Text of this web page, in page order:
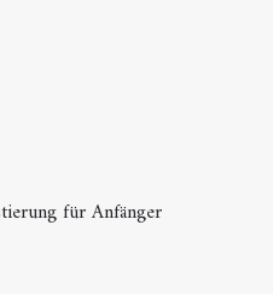
für Anfänger